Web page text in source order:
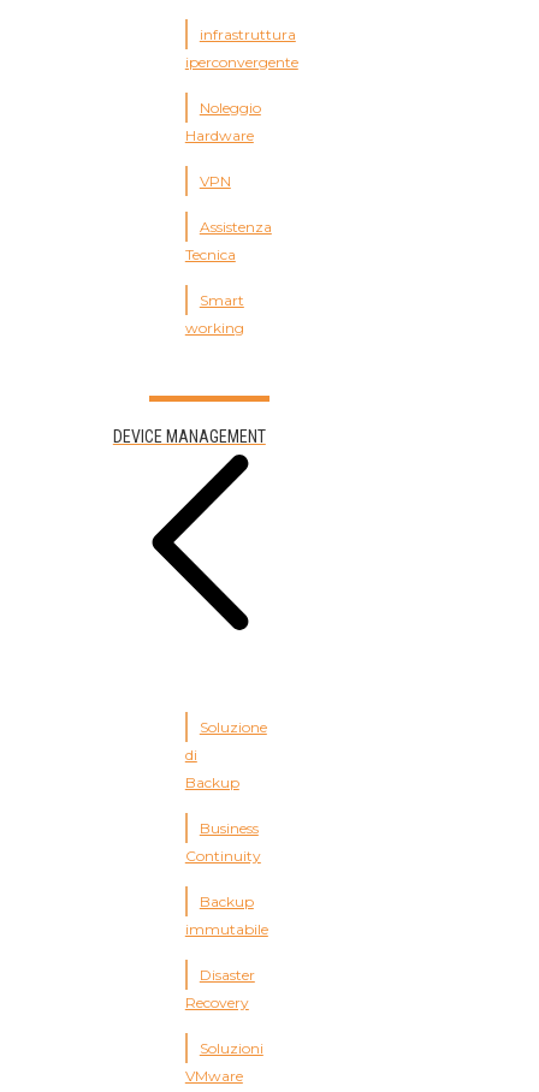
infrastruttura
iperconvergente
Noleggio
Hardware
VPN
Assistenza
Tecnica
Smart
working
DEVICE MANAGEMENT
Soluzione
di
Backup
Business
Continuity
Backup
immutabile
Disaster
Recovery
Soluzioni
VMware